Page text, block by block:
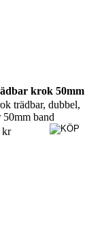
krok 50mm
trädbar, dubbel,
50mm band
kr